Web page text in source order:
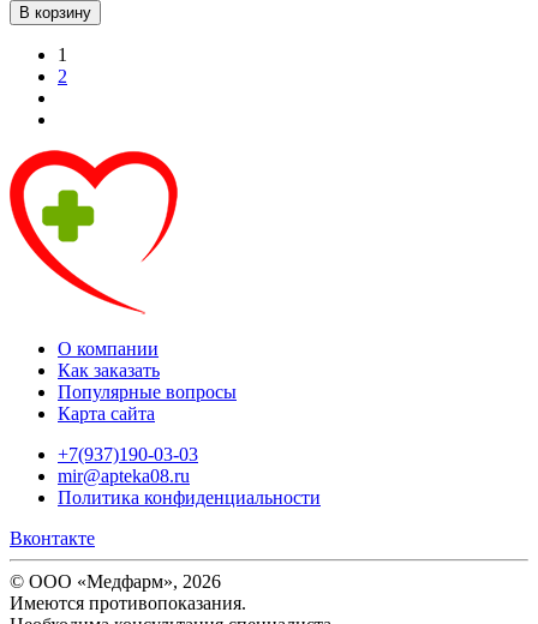
В корзину
1
2
О компании
Как заказать
Популярные вопросы
Карта сайта
+7(937)190-03-03
mir@apteka08.ru
Политика конфиденциальности
Вконтакте
© ООО «Медфарм», 2026
Имеются противопоказания.